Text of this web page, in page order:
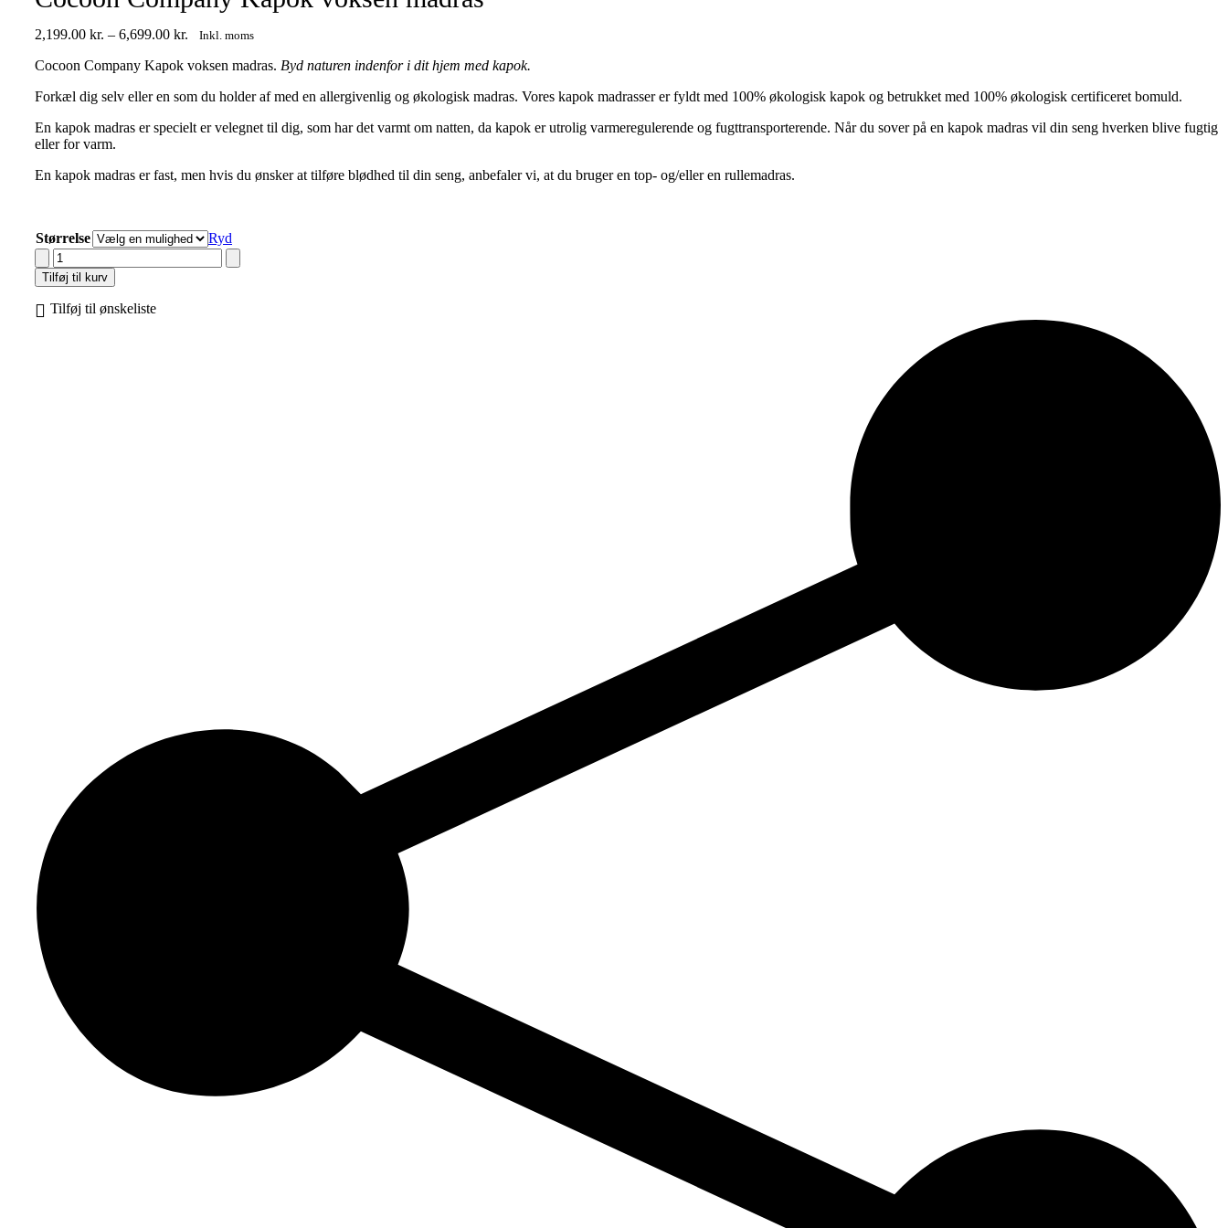
2,199.00 kr. – 6,699.00 kr. Prisinterval:
til
Inkl. moms
Cocoon Company Kapok voksen madras. Byd naturen indenfor i dit hjem med kapok.
Forkæl dig selv eller en som du holder af med en allergivenlig og økologisk madras. Vores kapok madrasser er fyldt med 100% økologisk kapok og betrukket med 100% økologisk certificeret bomuld.
En kapok madras er specielt er velegnet til dig, som har det varmt om natten, da kapok er utrolig varmeregulerende og fugttransporterende. Når du sover på en kapok madras vil din seng hverken blive fugtig
eller for varm.
En kapok madras er fast, men hvis du ønsker at tilføre blødhed til din seng, anbefaler vi, at du bruger en top- og/eller en rullemadras.
Størrelse
Ryd
Cocoon
Company
Kapok
voksen
madras
Tilføj til kurv
Tilføj til ønskeliste